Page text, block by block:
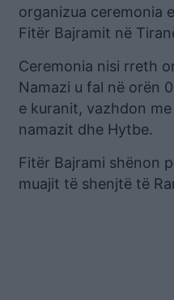
organizua ceremonia
Fitër Bajramit në
Ceremonia nisi rreth
Namazi u fal në orën
e kuranit, vazhdon
namazit dhe Hytbe.
Fitër Bajrami shënon
muajit të shenjtë të